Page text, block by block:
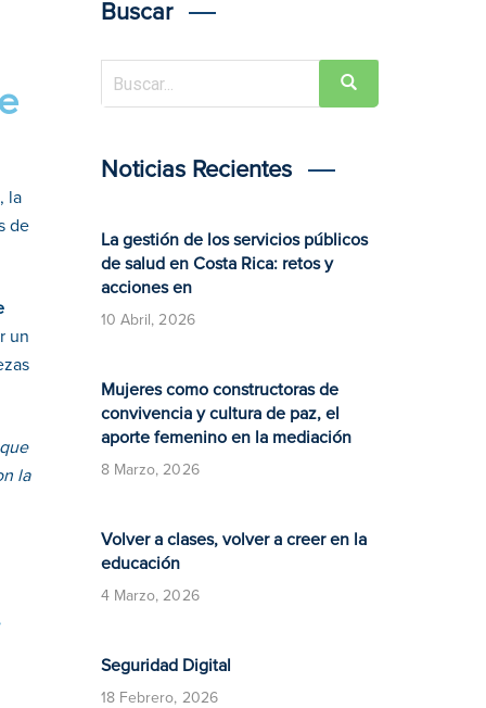
la
de
un
la
Buscar
Noticias Recientes
La gestión de los servicios públicos
de salud en Costa Rica: retos y
acciones en
10 Abril, 2026
Mujeres como constructoras de
convivencia y cultura de paz, el
aporte femenino en la mediación
8 Marzo, 2026
Volver a clases, volver a creer en la
educación
4 Marzo, 2026
​​Seguridad Digital​
18 Febrero, 2026